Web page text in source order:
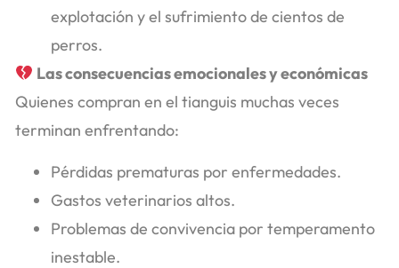
explotación y el sufrimiento de cientos de
perros.
Las consecuencias emocionales y económicas
Quienes compran en el tianguis muchas veces
terminan enfrentando:
Pérdidas prematuras por enfermedades.
Gastos veterinarios altos.
Problemas de convivencia por temperamento
inestable.